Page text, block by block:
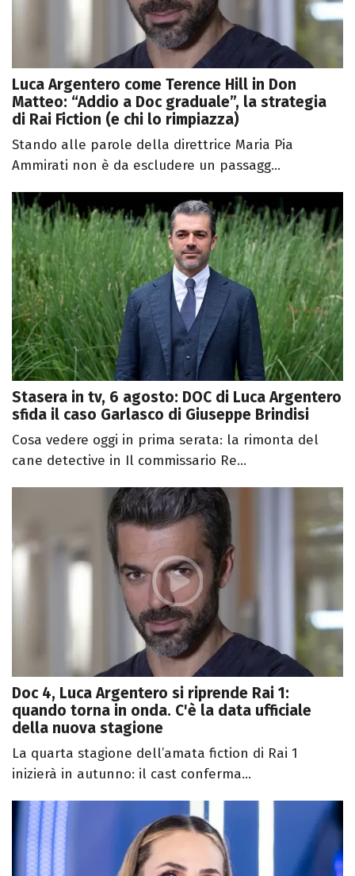
Luca Argentero come Terence Hill in Don
Matteo: “Addio a Doc graduale”, la strategia
di Rai Fiction (e chi lo rimpiazza)
Stando alle parole della direttrice Maria Pia
Ammirati non è da escludere un passagg...
Stasera in tv, 6 agosto: DOC di Luca Argentero
sfida il caso Garlasco di Giuseppe Brindisi
Cosa vedere oggi in prima serata: la rimonta del
cane detective in Il commissario Re...
Doc 4, Luca Argentero si riprende Rai 1:
quando torna in onda. C'è la data ufficiale
della nuova stagione
La quarta stagione dell’amata fiction di Rai 1
inizierà in autunno: il cast conferma...